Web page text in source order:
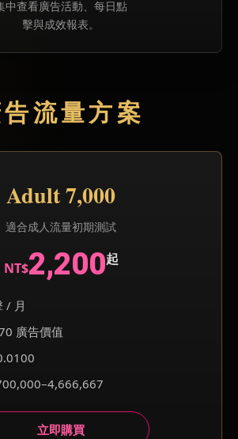
中查看廣告活動、每日點
擊與成效報表。
流量方案
Adult 7,000
適合成人流量初期測試
NT$2,200起
/ 月
廣告價值
立即購買